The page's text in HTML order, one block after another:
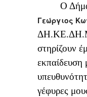
Ο
Γεώργιος
στηρίζουν
εκπαίδευση
γέφυρες